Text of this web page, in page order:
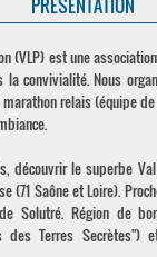
PRÉSENTATION
(VLP) est une
convivialité. Nous
relais (équipe
découvrir le superbe
(71 Saône et Loire).
Solutré. Région de
des Terres Secrètes")